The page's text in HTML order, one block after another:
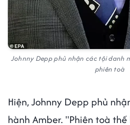
Johnny Depp phủ nhận các tội danh
phiên toà
Hiện, Johnny Depp phủ
hành Amber. "Phiên toà